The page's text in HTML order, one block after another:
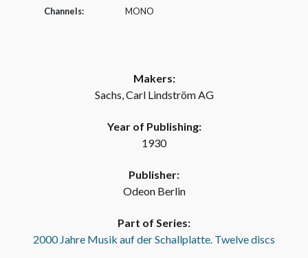
Channels: MONO
Makers:
Sachs, Carl Lindström AG
Year of Publishing:
1930
Publisher:
Odeon Berlin
Part of Series:
2000 Jahre Musik auf der Schallplatte. Twelve discs